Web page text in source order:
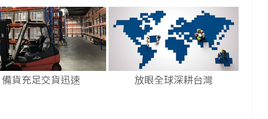
備貨充足交貨迅速 放眼全球深耕台灣